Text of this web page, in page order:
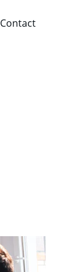
Contact